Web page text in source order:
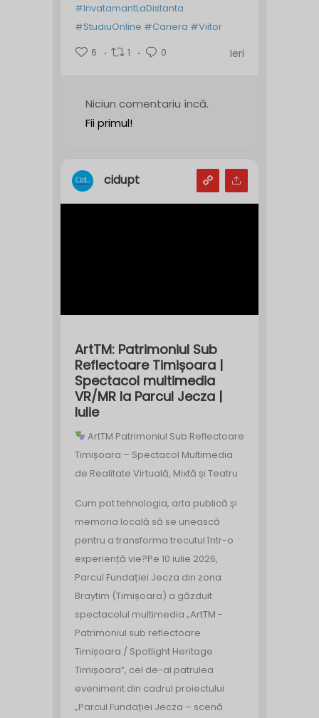
#InvatamantLaDistanta
#StudiuOnline #Cariera #Viitor
6
1 0 Ieri
Niciun comentariu încă.
Fii primul!
cidupt
ArtTM: Patrimoniul Sub
Reflectoare Timișoara |
Spectacol multimedia
VR/MR la Parcul Jecza |
Iulie
ArtTM Patrimoniul Sub Reflectoare
Timișoara – Spectacol Multimedia
de Realitate Virtuală, Mixtă și Teatru
Cum pot tehnologia, arta publică și
memoria locală să se unească
pentru a transforma trecutul într-o
experiență vie?Pe 10 iulie 2026,
Parcul Fundației Jecza din zona
Braytim (Timișoara) a găzduit
spectacolul multimedia „ArtTM -
Patrimoniul sub reflectoare
Timișoara / Spotlight Heritage
Timișoara”, cel de-al patrulea
eveniment din cadrul proiectului
„Parcul Fundației Jecza – scenă